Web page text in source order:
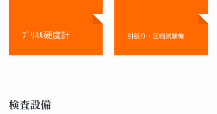
ﾌﾞﾘﾈﾙ硬度計 引張り・圧縮試験機
検査設備